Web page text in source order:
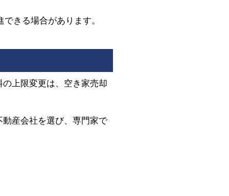
きる場合があります。
上限変更は、空き家売却
産会社を選び、専門家で